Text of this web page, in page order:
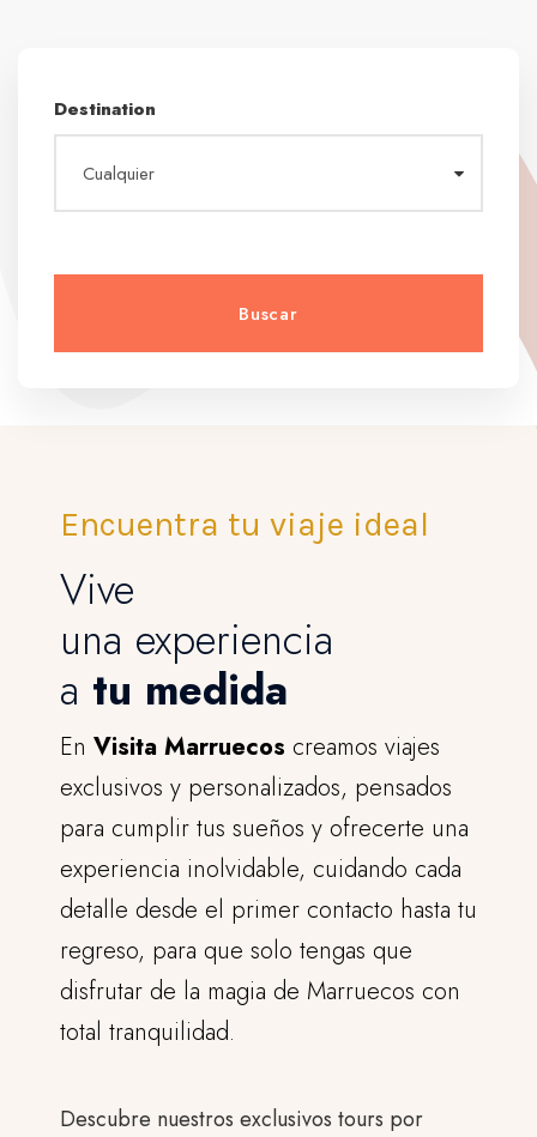
Destination
Encuentra tu viaje ideal
Vive
una experiencia
a tu medida
En Visita Marruecos creamos viajes
exclusivos y personalizados, pensados
para cumplir tus sueños y ofrecerte una
experiencia inolvidable, cuidando cada
detalle desde el primer contacto hasta tu
regreso, para que solo tengas que
disfrutar de la magia de Marruecos con
total tranquilidad.
Descubre nuestros exclusivos tours por